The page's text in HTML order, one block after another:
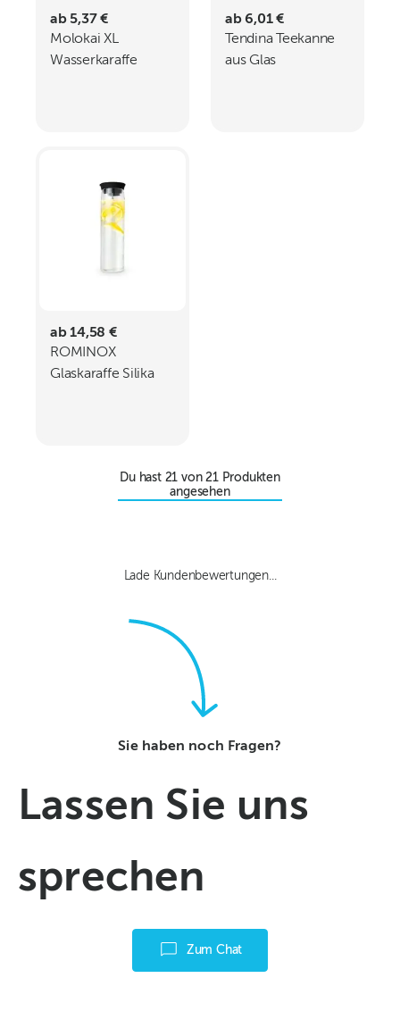
ab 5,37 €
Molokai XL
Wasserkaraffe
ab 6,01 €
Tendina Teekanne
aus Glas
ab 14,58 €
ROMINOX
Glaskaraffe Silika
Du hast 21 von21 Produkten
angesehen
Lade Kundenbewertungen...
Sie haben noch Fragen?
Lassen Sie uns
sprechen
Zum Chat